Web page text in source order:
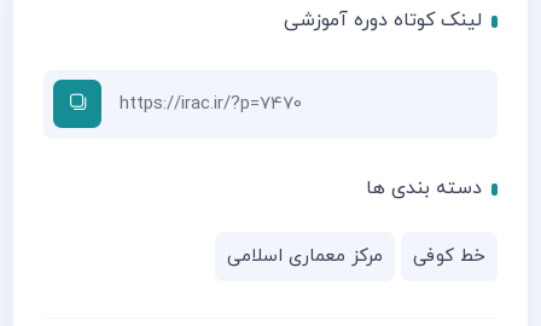
لینک کوتاه دوره آموزشی
دسته بندی ها
خط کوفی مرکز معماری اسلامی